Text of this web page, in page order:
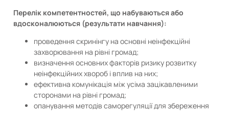
Перелік компетентностей, що набуваються або
вдосконалюються (результати навчання):
проведення скринінгу на основні неінфекційні
захворювання на рівні громад;
визначення основних факторів ризику розвитку
неінфекційних хвороб і вплив на них;
ефективна комунікація між усіма зацікавленими
сторонами на рівні громад;
опанування методів саморегуляції для збереження